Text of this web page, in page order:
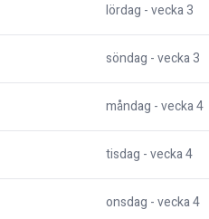
lördag - vecka3
söndag - vecka3
måndag - vecka4
tisdag - vecka4
onsdag - vecka4